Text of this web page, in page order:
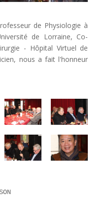
de Physiologie à
de Lorraine, Co-
- Hôpital Virtuel de
nous a fait l'honneur